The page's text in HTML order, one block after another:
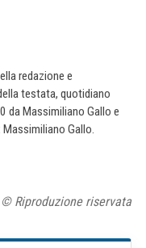
redazione e
testata, quotidiano
da Massimiliano Gallo e
Gallo.
Riproduzione riservata